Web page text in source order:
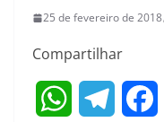
25 de fevereiro de 2018
Compartilhar
W